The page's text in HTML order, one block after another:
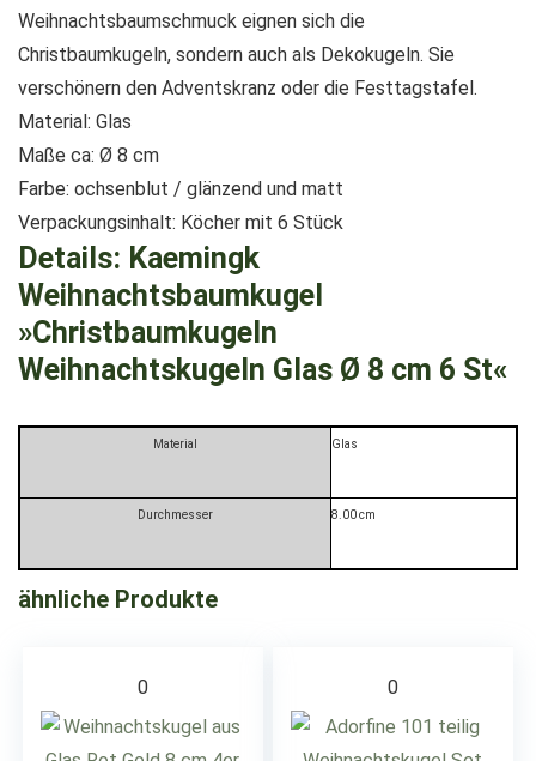
Weihnachtsbaumschmuck eignen sich die
Christbaumkugeln, sondern auch als Dekokugeln. Sie
verschönern den Adventskranz oder die Festtagstafel.
Material: Glas
Maße ca: Ø 8 cm
Farbe: ochsenblut / glänzend und matt
Verpackungsinhalt: Köcher mit 6 Stück
Details: Kaemingk
Weihnachtsbaumkugel
»Christbaumkugeln
Weihnachtskugeln Glas Ø 8 cm 6 St«
Material Glas
Durchmesser 8.00 cm
ähnliche Produkte
0 0